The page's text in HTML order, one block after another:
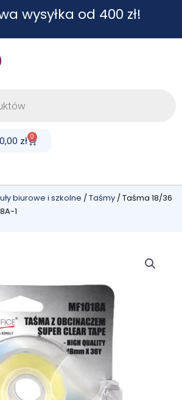
wysyłka od 400 zł!
0,00 zł 0
Cart
biurowe i szkolne /Taśmy / Taśma 18/36
1